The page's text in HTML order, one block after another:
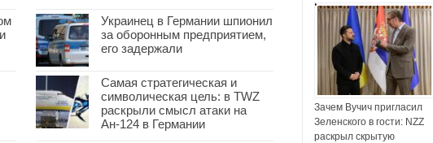
Украинец в Германии шпионил
за оборонным предприятием,
его задержали
Самая стратегическая и
символическая цель: в TWZ
раскрыли смысл атаки на
Ан-124 в Германии
Зачем Вучич пригласил
Зеленского в гости: NZZ
раскрыл скрытую